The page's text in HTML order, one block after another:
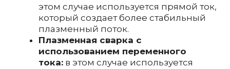
этом случае используется прямой ток,
который создает более стабильный
плазменный поток.
Плазменная сварка с
использованием переменного
тока: в этом случае используется